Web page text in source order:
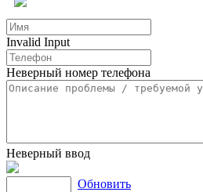
Invalid Input
Неверный номер телефона
Неверный ввод
Обновить